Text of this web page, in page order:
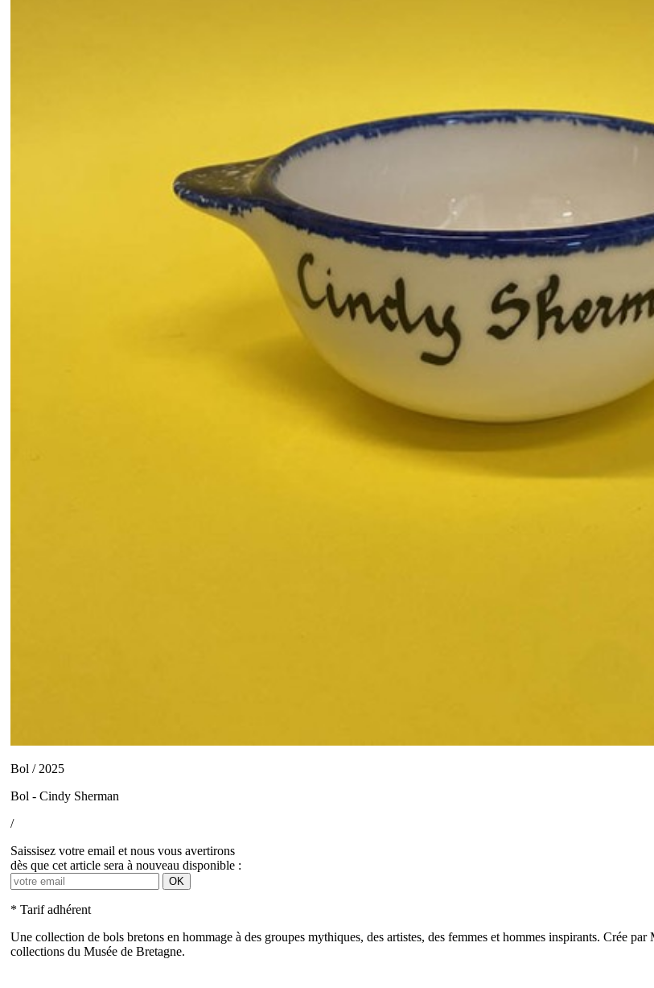
Bol / 2025
Bol - Cindy Sherman
/
Saissisez votre email et nous vous avertirons
dès que cet article sera à nouveau disponible :
OK
* Tarif adhérent
Une collection de bols bretons en hommage à des groupes mythiques, des artistes, des femmes et hommes inspirants. Crée
collections du Musée de Bretagne.